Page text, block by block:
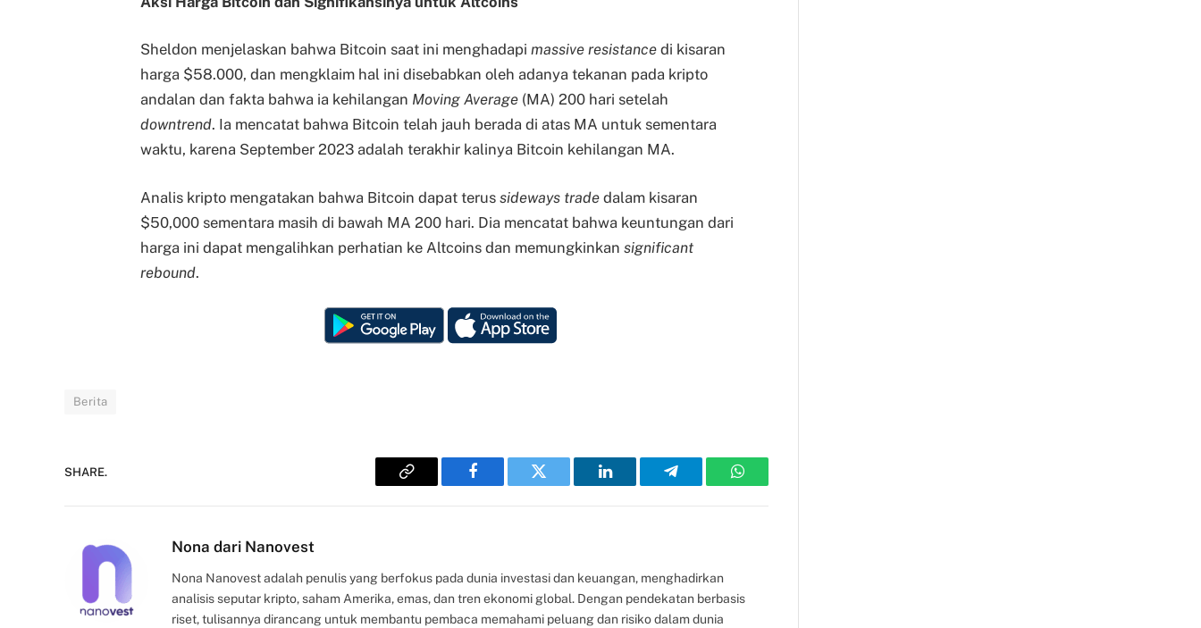
Sheldon menjelaskan bahwa Bitcoin saat ini menghadapi massive resistance di kisaran
harga $58.000, dan mengklaim hal ini disebabkan oleh adanya tekanan pada kripto
andalan dan fakta bahwa ia kehilangan Moving Average (MA) 200 hari setelah
downtrend. Ia mencatat bahwa Bitcoin telah jauh berada di atas MA untuk sementara
waktu, karena September 2023 adalah terakhir kalinya Bitcoin kehilangan MA.
Analis kripto mengatakan bahwa Bitcoin dapat terus sideways trade dalam kisaran
$50,000 sementara masih di bawah MA 200 hari. Dia mencatat bahwa keuntungan dari
harga ini dapat mengalihkan perhatian ke Altcoins dan memungkinkan significant
rebound.
Berita
SHARE.
Copy
Facebook Twitter LinkedIn Telegram WhatsApp
Nona dari Nanovest
Nona Nanovest adalah penulis yang berfokus pada dunia investasi dan keuangan, menghadirkan
analisis seputar kripto, saham Amerika, emas, dan tren ekonomi global. Dengan pendekatan berbasis
riset, tulisannya dirancang untuk membantu pembaca memahami peluang dan risiko dalam dunia